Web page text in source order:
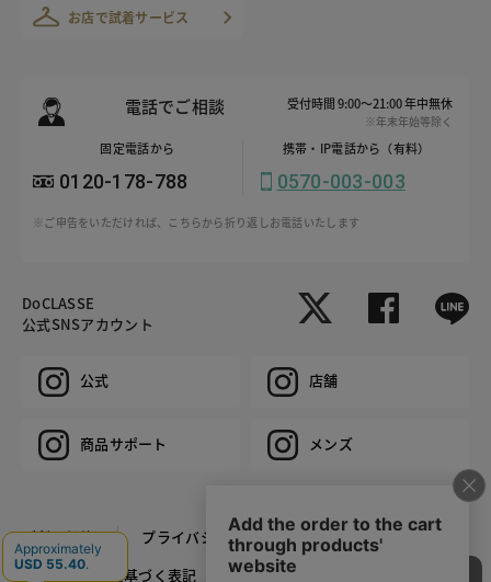
お店で試着サービス
電話でご相談 受付時間 9:00～21:00 年中無休
※年末年始等除く
固定電話から
0120-178-788
携帯・IP電話から（有料）
0570-003-003
※ご申告をいただければ、こちらから折り返しお電話いたします
DoCLASSE
公式SNSアカウント
公式 店舗
商品サポート メンズ
ご利用規約
プライバシーポリシー
特定商取引法に基づく表記
推奨環境